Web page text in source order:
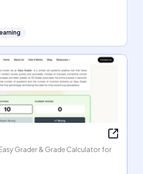
Grader & Grade Calculator for